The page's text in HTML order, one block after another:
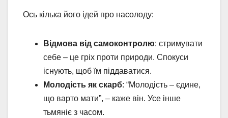
Ось кілька його ідей про насолоду:
Відмова від самоконтролю: стримувати
себе – це гріх проти природи. Спокуси
існують, щоб їм піддаватися.
Молодість як скарб: “Молодість – єдине,
що варто мати”, – каже він. Усе інше
тьмяніє з часом.